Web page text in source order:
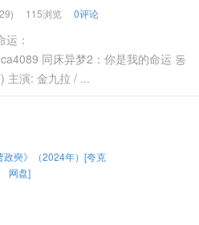
115浏览 0评论
：
同床异梦2：你是我的命运 동
主演: 金九拉 / ...